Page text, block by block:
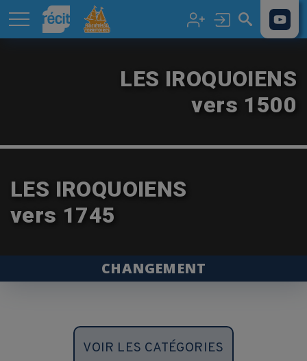
Aller au contenu principal
LES IROQUOIENS
vers 1500
LES IROQUOIENS
vers 1745
CHANGEMENT
VOIR LES CATÉGORIES